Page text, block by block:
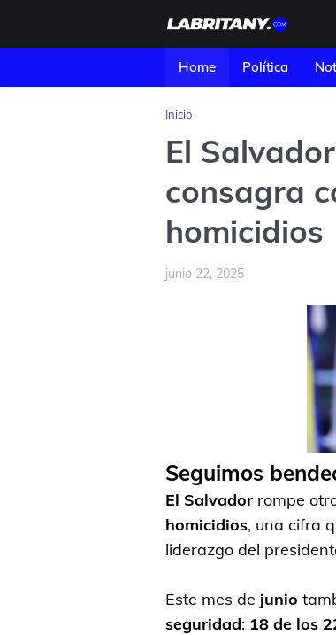
Home Política
Inicio
El
consagra
homicidios
junio 22, 2025
Seguimos
El Salvador rompe
homicidios, una cifra
liderazgo del
Este mes de junio
seguridad: 18 de los